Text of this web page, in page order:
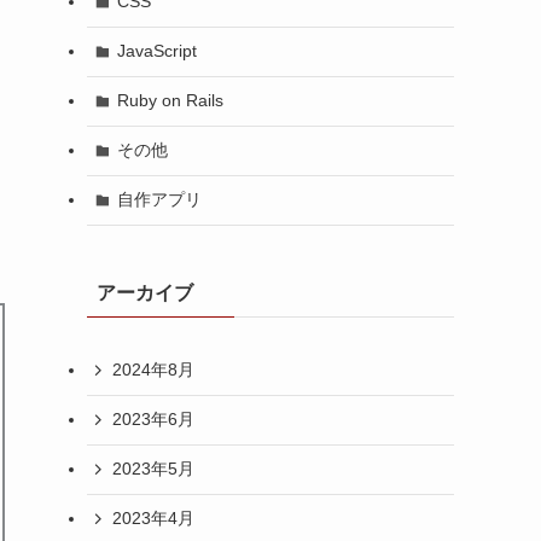
JavaScript
Ruby on Rails
その他
自作アプリ
アーカイブ
2024年8月
2023年6月
2023年5月
2023年4月